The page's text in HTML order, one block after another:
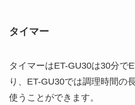
タイマー
タイマーはET-GU30は30分で
り、ET-GU30では調理時間の
使うことができます。